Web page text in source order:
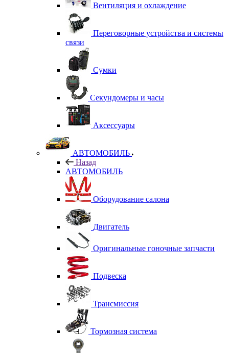
Вентиляция и охлаждение
Переговорные устройства и системы
связи
Сумки
Секундомеры и часы
Аксессуары
АВТОМОБИЛЬ
Назад
АВТОМОБИЛЬ
Оборудование салона
Двигатель
Оригинальные гоночные запчасти
Подвеска
Трансмиссия
Тормозная система